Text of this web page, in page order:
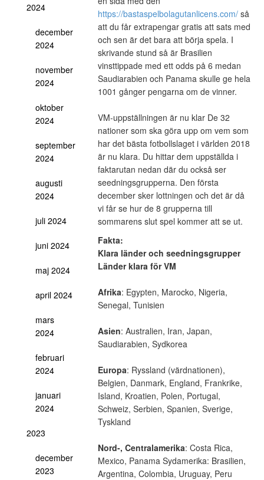
2024
december
2024
november
2024
oktober
2024
september
2024
augusti
2024
juli 2024
juni 2024
maj 2024
april 2024
mars
2024
februari
2024
januari
2024
2023
december
2023
https://bastaspelbolagutanlicens.com/så
att du får extrapengar gratis att sats med
och sen är det bara att börja spela. I
skrivande stund så är Brasilien
vinsttippade med ett odds på 6 medan
Saudiarabien och Panama skulle ge hela
1001 gånger pengarna om de vinner.
VM-uppställningen är nu klar De 32
nationer som ska göra upp om vem som
har det bästa fotbollslaget i världen 2018
är nu klara. Du hittar dem uppställda i
faktarutan nedan där du också ser
seedningsgrupperna. Den första
december sker lottningen och det är då
vi får se hur de 8 grupperna till
sommarens slut spel kommer att se ut.
Fakta:
Klara länder och seedningsgrupper
Länder klara för VM
Afrika: Egypten, Marocko, Nigeria,
Senegal, Tunisien
Asien: Australien, Iran, Japan,
Saudiarabien, Sydkorea
Europa: Ryssland (värdnationen),
Belgien, Danmark, England, Frankrike,
Island, Kroatien, Polen, Portugal,
Schweiz, Serbien, Spanien, Sverige,
Tyskland
Nord-, Centralamerika: Costa Rica,
Mexico, Panama Sydamerika: Brasilien,
Argentina, Colombia, Uruguay, Peru